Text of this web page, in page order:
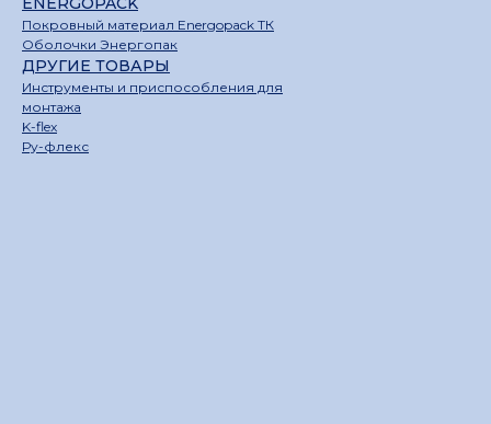
Покровный материал Energopack ТК
Оболочки Энергопак
ДРУГИЕ ТОВАРЫ
Инструменты и приспособления для
монтажа
K-flex
Ру-флекс